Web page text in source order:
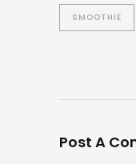
SMOOTHIE
Post A